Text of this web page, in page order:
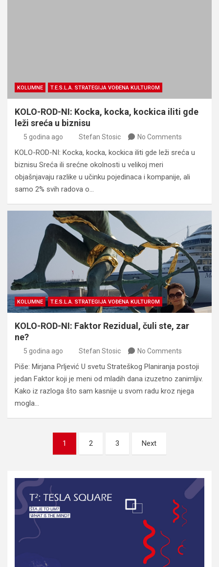
KOLUMNE T.E.S.L.A. STRATEGIJA VOĐENA KULTUROM
KOLO-ROD-NI: Kocka, kocka, kockica iliti gde
leži sreća u biznisu
5 godina ago Stefan Stosic No Comments
KOLO-ROD-NI: Kocka, kocka, kockica iliti gde leži sreća u
biznisu Sreća ili srećne okolnosti u velikoj meri
objašnjavaju razlike u učinku pojedinaca i kompanije, ali
samo 2% svih radova o…
KOLUMNE T.E.S.L.A. STRATEGIJA VOĐENA KULTUROM
KOLO-ROD-NI: Faktor Rezidual, čuli ste, zar
ne?
5 godina ago Stefan Stosic No Comments
Piše: Mirjana Prljević U svetu Strateškog Planiranja postoji
jedan Faktor koji je meni od mladih dana izuzetno zanimljiv.
Kako iz razloga što sam kasnije u svom radu kroz njega
mogla…
pagination
1 2 3 Next